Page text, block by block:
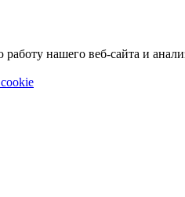
нашего веб-сайта и